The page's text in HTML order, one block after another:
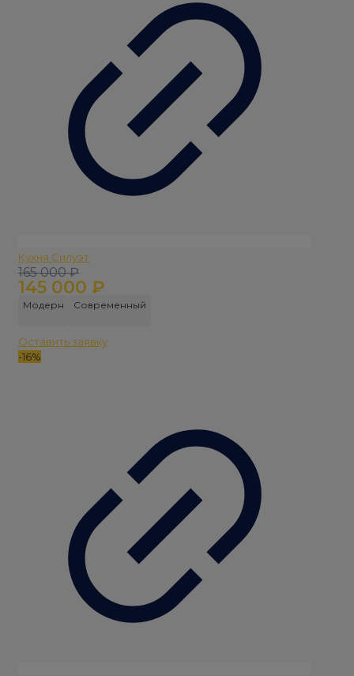
Кухня Силуэт
165 000₽
Первоначальная
цена
составляла
145 000 ₽
Текущая
цена:
145
Модерн Современный
Оставить заявку
-16%